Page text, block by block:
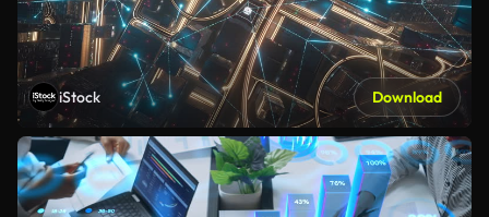
iStock Download